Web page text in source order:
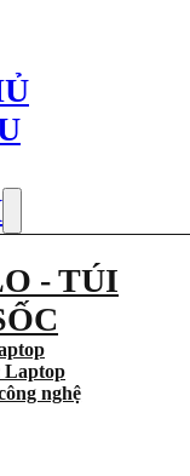
- TÚI
Laptop
nghệ